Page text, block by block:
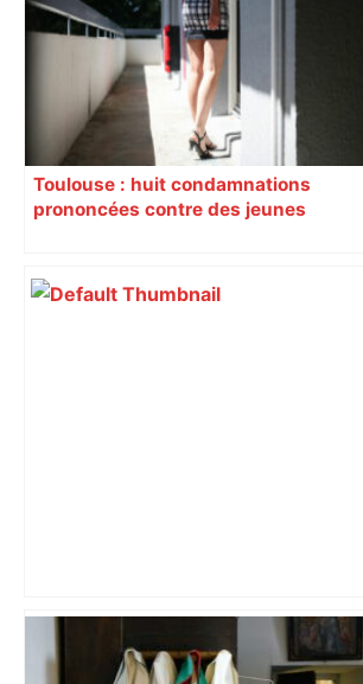
sa sortie à Metz – L'Équipe
Toulouse : huit condamnations
prononcées contre des jeunes
Bilan du marché du logement neuf :
une lueur d'espoir pour l'immobilier à